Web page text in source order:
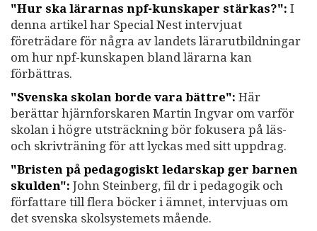
"Hur ska lärarnas npf-kunskaper stärkas?": I
denna artikel har Special Nest intervjuat
företrädare för några av landets lärarutbildningar
om hur npf-kunskapen bland lärarna kan
förbättras.
"Svenska skolan borde vara bättre": Här
berättar hjärnforskaren Martin Ingvar om varför
skolan i högre utsträckning bör fokusera på läs-
och skrivträning för att lyckas med sitt uppdrag.
"Bristen på pedagogiskt ledarskap ger barnen
skulden": John Steinberg, fil dr i pedagogik och
författare till flera böcker i ämnet, intervjuas om
det svenska skolsystemets mående.